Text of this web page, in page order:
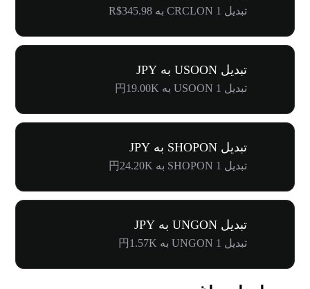
تبدیل 1 CRCLON به R$345.98
تبدیل USOON به JPY
تبدیل 1 USOON به 円19.00K
تبدیل SHOPON به JPY
تبدیل 1 SHOPON به 円24.20K
تبدیل UNGON به JPY
تبدیل 1 UNGON به 円1.57K